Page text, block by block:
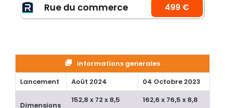
Rue du commerce 499 €
informations generales
Lancement
Août 2024 04 Octobre 2023
Dimensions
152,8 x 72 x 8,5
162,6 x 76,5 x 8,8